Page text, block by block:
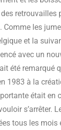
retrouvailles
Comme les
et la
avec un
été remarqué
1983 à la
était en
s’arrêter.
tous les mois